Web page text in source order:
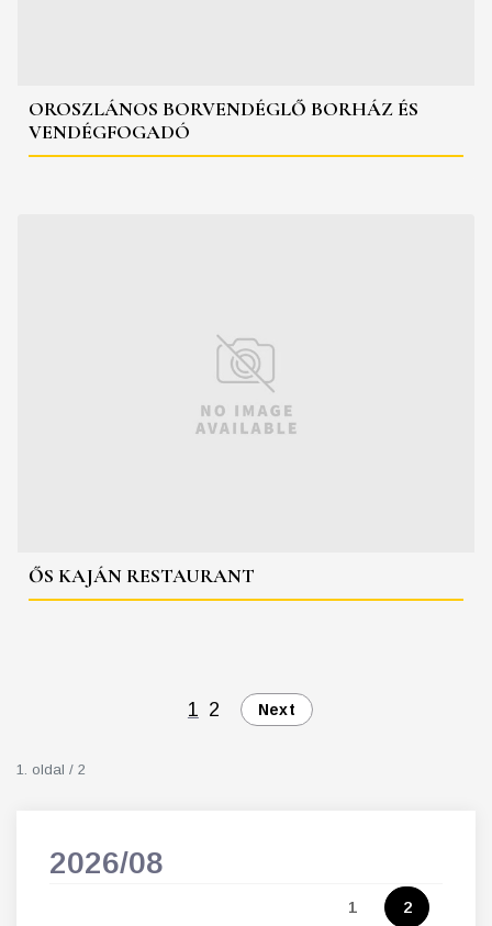
OROSZLÁNOS BORVENDÉGLŐ BORHÁZ ÉS
VENDÉGFOGADÓ
ŐS KAJÁN RESTAURANT
1 2 Next
1. oldal / 2
2026/08
1 2